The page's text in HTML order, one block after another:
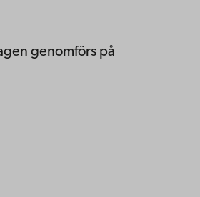
genomförs på